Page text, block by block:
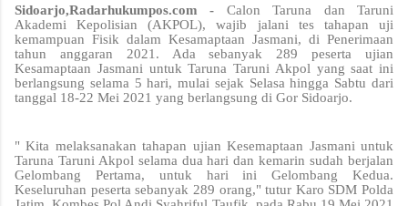
Sidoarjo,Radarhukumpos.com - Calon Taruna dan Taruni
Akademi Kepolisian (AKPOL), wajib jalani tes tahapan uji
kemampuan Fisik dalam Kesamaptaan Jasmani, di Penerimaan
tahun anggaran 2021. Ada sebanyak 289 peserta ujian
Kesamaptaan Jasmani untuk Taruna Taruni Akpol yang saat ini
berlangsung selama 5 hari, mulai sejak Selasa hingga Sabtu dari
tanggal 18-22 Mei 2021 yang berlangsung di Gor Sidoarjo.
" Kita melaksanakan tahapan ujian Kesemaptaan Jasmani untuk
Taruna Taruni Akpol selama dua hari dan kemarin sudah berjalan
Gelombang Pertama, untuk hari ini Gelombang Kedua.
Keseluruhan peserta sebanyak 289 orang," tutur Karo SDM Polda